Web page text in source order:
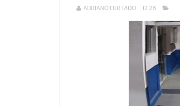
ADRIANO FURTADO 12:26